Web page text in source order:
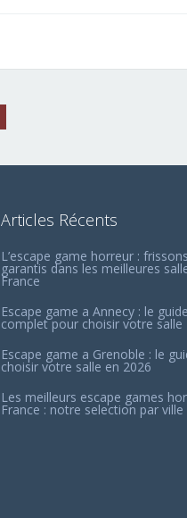
Articles Récents
L’escape game horreur : frissons
garantis dans les meilleures
France
Escape game a Annecy : le guide
complet pour choisir votre salle
Escape game a Grenoble : le
choisir votre salle en 2026
Les meilleurs escape games
France : notre selection par ville